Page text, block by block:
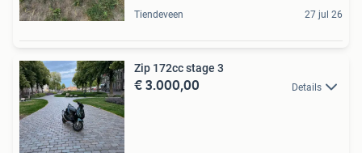
Tiendeveen 27 jul 26
Zip 172cc stage 3
€ 3.000,00 Details